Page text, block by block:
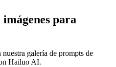
imágenes para
galería de prompts de
Hailuo AI.